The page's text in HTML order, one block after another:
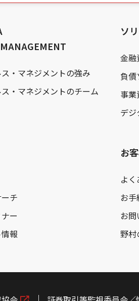
・マネジメントの強み
・マネジメントのチーム
ソ
金融
負
事
デ
チ
ー
報
お
よ
お手
お問
野村